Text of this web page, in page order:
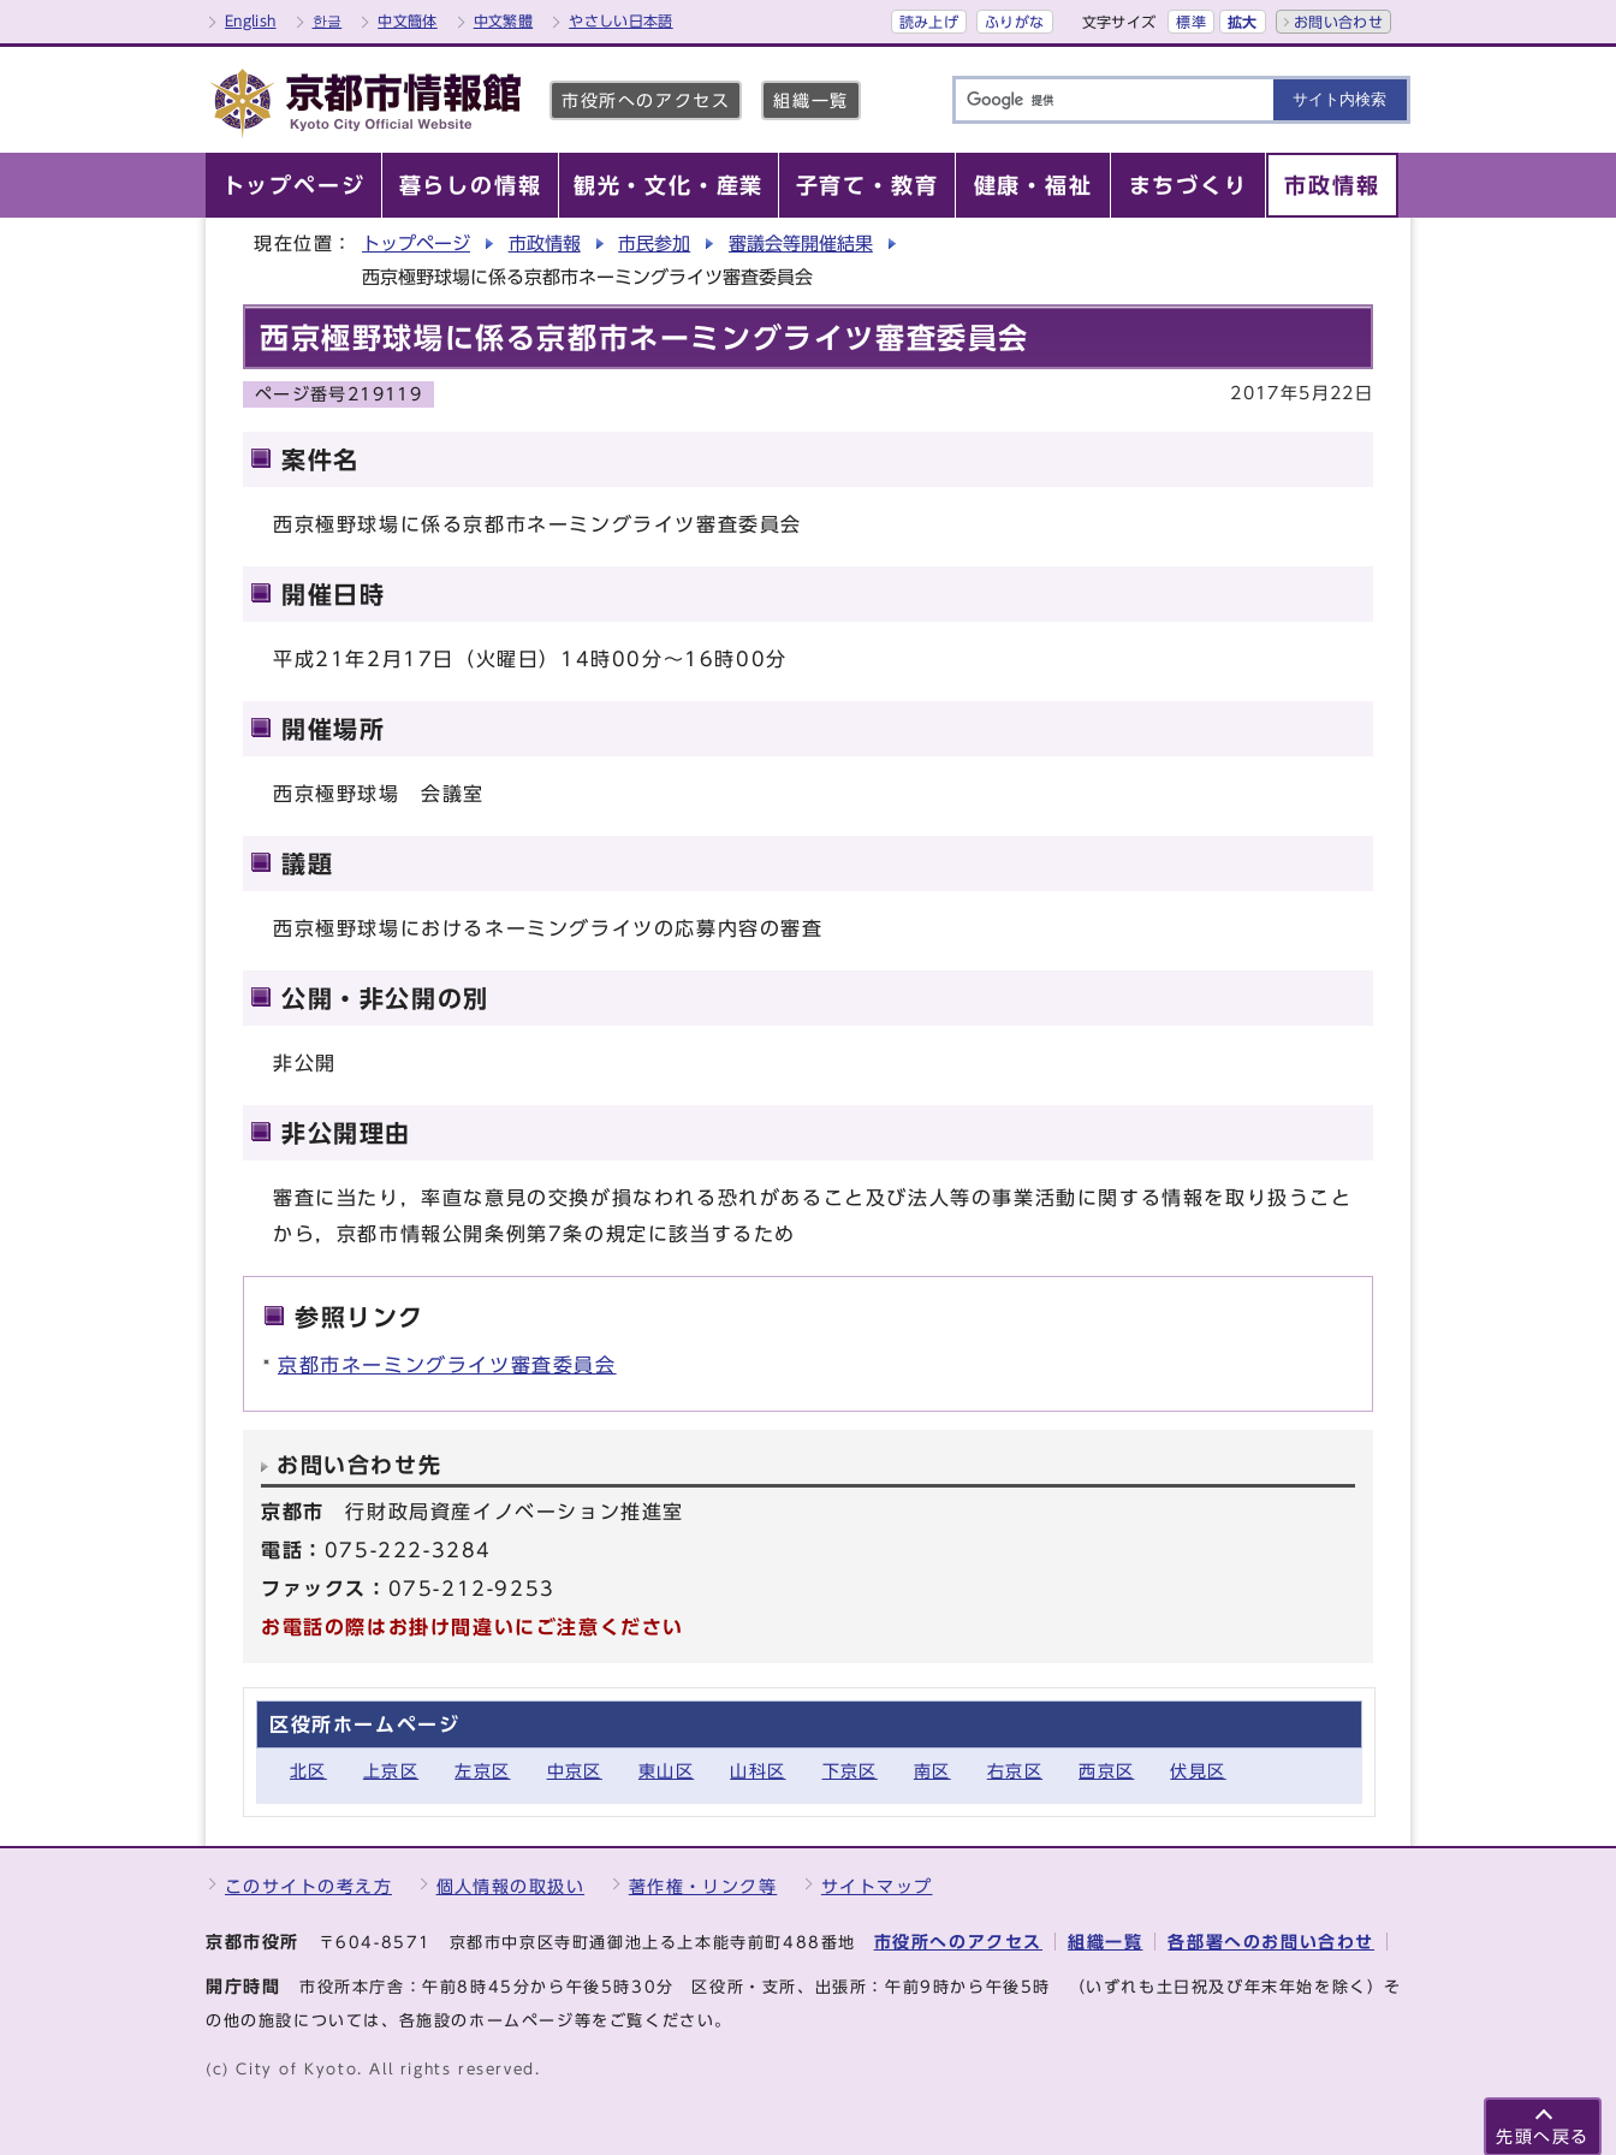
English 한글 中文簡体 中文繁體 やさしい日本語 読み上げ ふりがな 文字サイズ 標準 拡大 お問い合わせ
市役所へのアクセス 組織一覧
トップページ 暮らしの情報 観光・文化・産業 子育て・教育 健康・福祉 まちづくり 市政情報
現在位置： トップページ 市政情報 市民参加
審議会等開催結果
西京極野球場に係る京都市ネーミングライツ審査委員会
西京極野球場に係る京都市ネーミングライツ審査委員会
ページ番号219119 2017年5月22日
案件名
西京極野球場に係る京都市ネーミングライツ審査委員会
開催日時
平成21年2月17日（火曜日）14時00分～16時00分
開催場所
西京極野球場 会議室
議題
西京極野球場におけるネーミングライツの応募内容の審査
公開・非公開の別
非公開
非公開理由
審査に当たり，率直な意見の交換が損なわれる恐れがあること及び法人等の事業活動に関する情報を取り扱うこと
から，京都市情報公開条例第7条の規定に該当するため
参照リンク
京都市ネーミングライツ審査委員会
お問い合わせ先
京都市行財政局資産イノベーション推進室
電話： 075-222-3284
ファックス： 075-212-9253
お電話の際はお掛け間違いにご注意ください
区役所ホームページ
北区 上京区 左京区 中京区 東山区 山科区 下京区 南区 右京区 西京区 伏見区
先頭へ戻る
このサイトの考え方 個人情報の取扱い 著作権・リンク等 サイトマップ
京都市役所 〒604-8571 京都市中京区寺町通御池上る上本能寺前町488番地 市役所へのアクセス 組織一覧 各部署へのお問い合わせ
開庁時間 市役所本庁舎：午前8時45分から午後5時30分 区役所・支所、出張所：午前9時から午後5時 （いずれも土日祝及び年末年始を除く）そ
の他の施設については、各施設のホームページ等をご覧ください。
(c) City of Kyoto. All rights reserved.